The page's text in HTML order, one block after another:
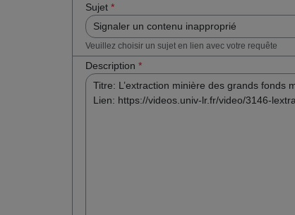
Sujet *
Veuillez choisir un sujet en lien avec votre requête
Description *